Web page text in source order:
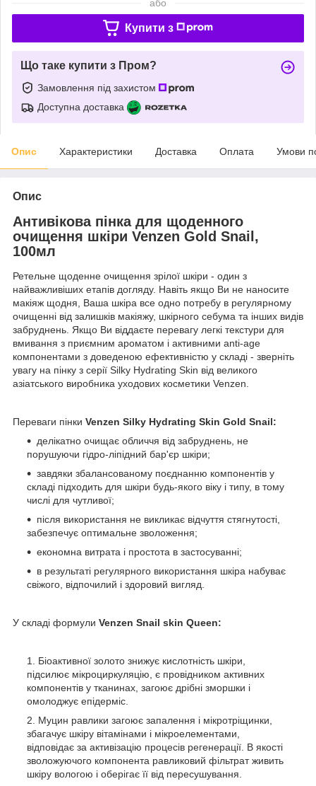
або
Купити з
Що таке купити з Пром?
Замовлення під захистом
Доступна доставка
Опис Характеристики Доставка Оплата Умови
Опис
Антивікова пінка для щоденного
очищення шкіри Venzen Gold Snail,
100мл
Ретельне щоденне очищення зрілої шкіри - один з
найважливіших етапів догляду. Навіть якщо Ви не наносите
макіяж щодня, Ваша шкіра все одно потребу в регулярному
очищенні від залишків макіяжу, шкірного себума та інших видів
забруднень. Якщо Ви віддаєте перевагу легкі текстури для
вмивання з приємним ароматом і активними anti-age
компонентами з доведеною ефективністю у складі - зверніть
увагу на пінку з серії Silky Hydrating Skin від великого
азіатського виробника уходових косметики Venzen.
Переваги пінки Venzen Silky Hydrating Skin Gold Snail:
делікатно очищає обличчя від забруднень, не
порушуючи гідро-ліпідний бар'єр шкіри;
завдяки збалансованому поєднанню компонентів у
складі підходить для шкіри будь-якого віку і типу, в тому
числі для чутливої;
після використання не викликає відчуття стягнутості,
забезпечує оптимальне зволоження;
економна витрата і простота в застосуванні;
в результаті регулярного використання шкіра набуває
свіжого, відпочилий і здоровий вигляд.
У складі формули Venzen Snail skin Queen:
Біоактивної золото знижує кислотність шкіри,
підсилює мікроциркуляцію, є провідником активних
компонентів у тканинах, загоює дрібні зморшки і
омолоджує епідерміс.
Муцин равлики загоює запалення і мікротріщинки,
збагачує шкіру вітамінами і мікроелементами,
відповідає за активізацію процесів регенерації. В якості
зволожуючого компонента равликовий фільтрат живить
шкіру вологою і оберігає її від пересушування.